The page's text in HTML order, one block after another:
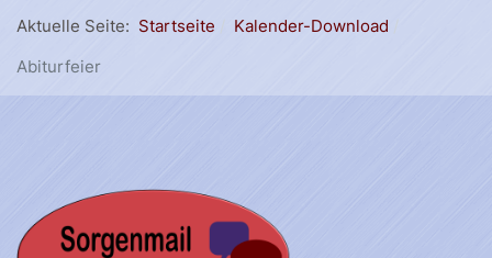
Aktuelle Seite: Startseite
Kalender-Download
Abiturfeier